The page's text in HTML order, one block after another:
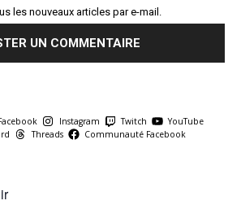
les nouveaux articles par e-mail.
Instagram Twitch
YouTube
Threads Communauté Facebook